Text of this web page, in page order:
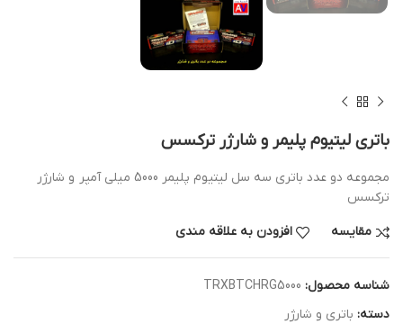
باتری لیتیوم پلیمر و شارژر ترکسس
مجموعه دو عدد باتری سه سل لیتیوم پلیمر 5000 میلی آمپر و شارژر
ترکسس
مقایسه افزودن به علاقه مندی
شناسه محصول: TRXBTCHRG5000
دسته: باتری و شارژر